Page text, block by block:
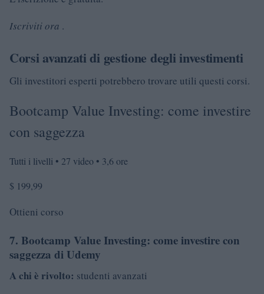
Iscriviti ora .
Corsi avanzati di gestione degli investimenti
Gli investitori esperti potrebbero trovare utili questi corsi.
Bootcamp Value Investing: come investire
con saggezza
Tutti i livelli • 27 video • 3,6 ore
$ 199,99
Ottieni corso
7. Bootcamp Value Investing: come investire con
saggezza di Udemy
A chi è rivolto: studenti avanzati